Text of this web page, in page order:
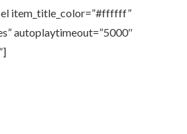
item_title_color=”#ffffff”
autoplaytimeout=”5000″